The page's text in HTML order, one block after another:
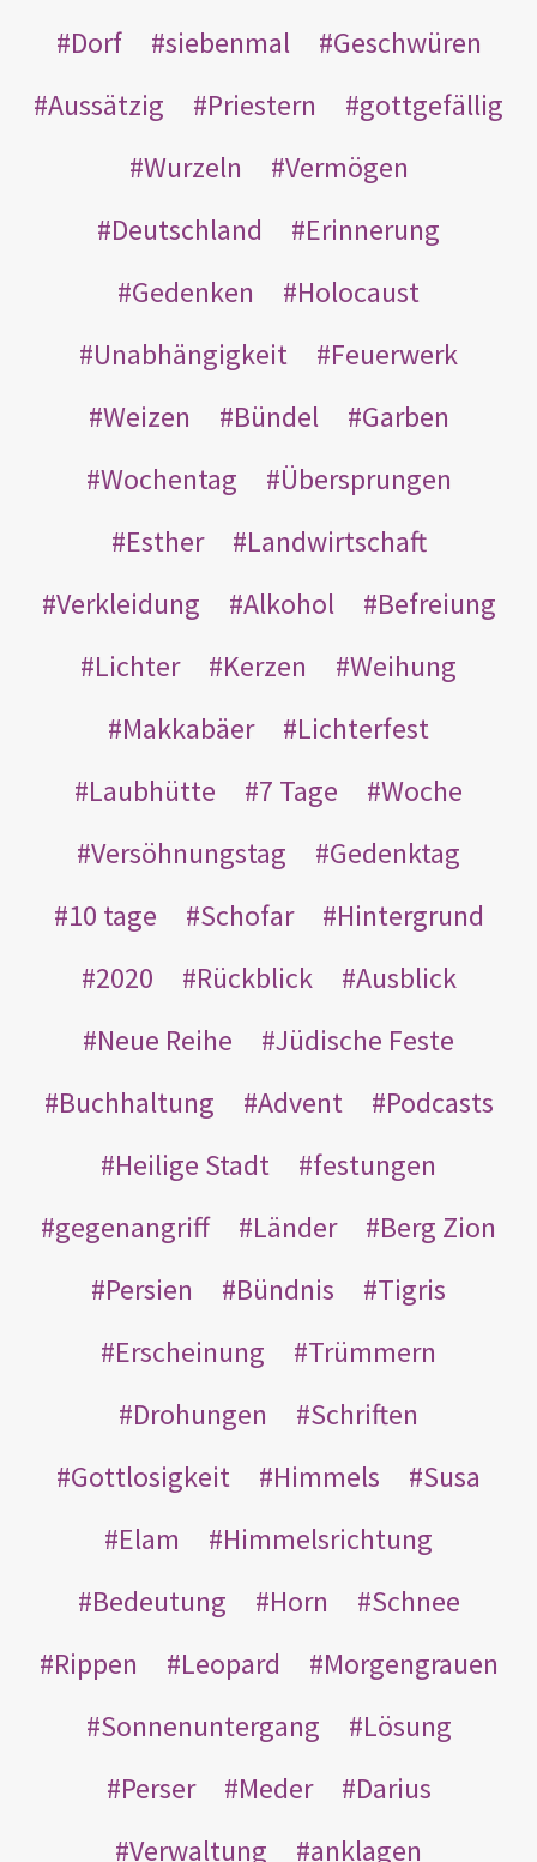
Dorf
siebenmal
Geschwüren
Aussätzig
Priestern
gottgefällig
Wurzeln
Vermögen
Deutschland
Erinnerung
Gedenken
Holocaust
Unabhängigkeit
Feuerwerk
Weizen
Bündel
Garben
Wochentag
Übersprungen
Esther
Landwirtschaft
Verkleidung
Alkohol
Befreiung
Lichter
Kerzen
Weihung
Makkabäer
Lichterfest
Laubhütte
7 Tage
Woche
Versöhnungstag
Gedenktag
10 tage
Schofar
Hintergrund
2020
Rückblick
Ausblick
Neue Reihe
Jüdische Feste
Buchhaltung
Advent
Podcasts
Heilige Stadt
festungen
gegenangriff
Länder
Berg Zion
Persien
Bündnis
Tigris
Erscheinung
Trümmern
Drohungen
Schriften
Gottlosigkeit
Himmels
Susa
Elam
Himmelsrichtung
Bedeutung
Horn
Schnee
Rippen
Leopard
Morgengrauen
Sonnenuntergang
Lösung
Perser
Meder
Darius
Verwaltung
anklagen